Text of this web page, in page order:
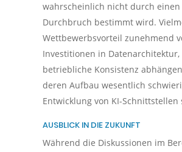
wahrscheinlich nicht durch einen
Durchbruch bestimmt wird.
Wettbewerbsvorteil zunehmend
Investitionen in Datenarchitektur,
betriebliche Konsistenz
deren Aufbau wesentlich
Entwicklung von KI-Schnittstellen
AUSBLICK IN DIE ZUKUNFT
Während die Diskussionen im